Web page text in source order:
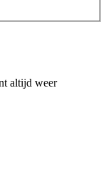
altijd weer